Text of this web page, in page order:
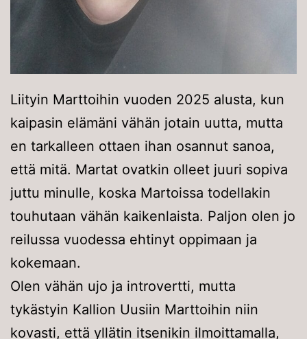
Liityin Marttoihin vuoden 2025 alusta, kun
kaipasin elämäni vähän jotain uutta, mutta
en tarkalleen ottaen ihan osannut sanoa,
että mitä. Martat ovatkin olleet juuri sopiva
juttu minulle, koska Martoissa todellakin
touhutaan vähän kaikenlaista. Paljon olen jo
reilussa vuodessa ehtinyt oppimaan ja
kokemaan.
Olen vähän ujo ja introvertti, mutta
tykästyin Kallion Uusiin Marttoihin niin
kovasti, että yllätin itsenikin ilmoittamalla,